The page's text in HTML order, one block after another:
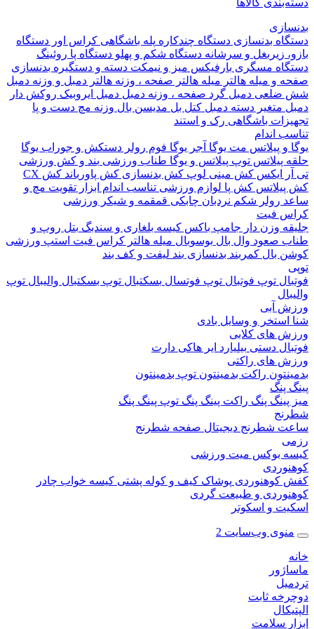
کالاها
بدنسازیدستگاه چندکارهپله باشگاهیکراس اوردستگاه
زیربغل و سرشانه دستگاه شکم و پهلودستگاه پاروئینگ
مسگریبارفیکسمیز و نیمکتدسته و دستگیره بدنسازی
و میله هالتر میله هالتر صفحه ، وزنه هالتر دمبل و وزنه دمبل
دمبل گرد صفحه ، وزنه دمبل دمبل ایروبیک روکش دار
متغیردسته دمبل کتل بلمدیسن بالوزنه مچ دست و پا
باشگاهیرک و استند
اندام
و پیلاتسمت یوگاآجر یوگا فوم رولر دستکش و جوراب یوگا
پیلاتستوپ پیلاتس و یوگاطناب ورزشی بند و کش ورزشی
ایکس کش مینی لوپ کش بدنسازیکش پاورباندکش CX
کش پالوازم ورزشی تناسب اندام ابزار تقویت مچ و
رولر شکم نردبان چابکیقمقمه و شیکر ورزشی
فیت
وزن دارجامپ باکسکیسه بلغاری و سندبگبتل روپ و
صعودوال بال بوسوبالمیله هالتر کراس فیت استپ ورزشی
بالکمربند بدنسازیبند لیفت و کف بند
توپ فوتبالتوپ فوتسالبسکتبالتوپ بسکتبالوالیبال توپ
آبی
و وسایل بادی
های کلابی
دستیبیلیاردایر هاکیدارت
های راکتی
راکت بدمینتونتوپ بدمینتون
پنگ
پنگراکت پینگ پنگتوپ پینگ پنگ
شطرنج دیجیتالصفحه شطرنج
بوکسمیت ورزشی
کوهنوردیپوشاککیف و کوله پشتیکیسه خوابچادر
و طبیعت گردی
و اسکوتر
وب‌سایت 2
ثابت
سلامت